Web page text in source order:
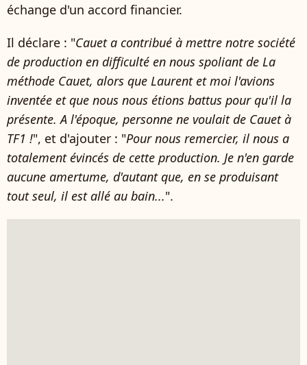
échange d'un accord financier.
Il déclare : "Cauet a contribué à mettre notre société
de production en difficulté en nous spoliant de La
méthode Cauet, alors que Laurent et moi l'avions
inventée et que nous nous étions battus pour qu'il la
présente. A l'époque, personne ne voulait de Cauet à
TF1 !", et d'ajouter : "Pour nous remercier, il nous a
totalement évincés de cette production. Je n'en garde
aucune amertume, d'autant que, en se produisant
tout seul, il est allé au bain...".